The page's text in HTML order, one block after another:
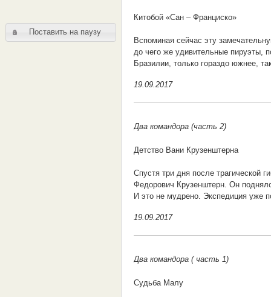
Поставить на паузу
Китобой «Сан – Франциско»
Вспоминая сейчас эту
до чего же удивительные пируэты,
Бразилии, только гораздо южнее,
сейчас под угрозой срыва из-за
мореплавания) А что, в
произвести ремонт своей грот-
на «Неву», которой командовал
исполнилось 30 лет. Лисянскому
водоизмещением 370 тонн, имел
хотя бы, не было посторонних лиц,
19.09.2017
Два командора (часть 2)
Детство Вани Крузенштерна
Спустя три дня после трагической
Федорович Крузенштерн. Он
И это не мудрено. Экспедиция уже
достичь и обогнуть мыс Горн –
- Проклятый, грязный город,
здесь будем зимовать, господа!
19.09.2017
Два командора ( часть 1)
Судьба Малу